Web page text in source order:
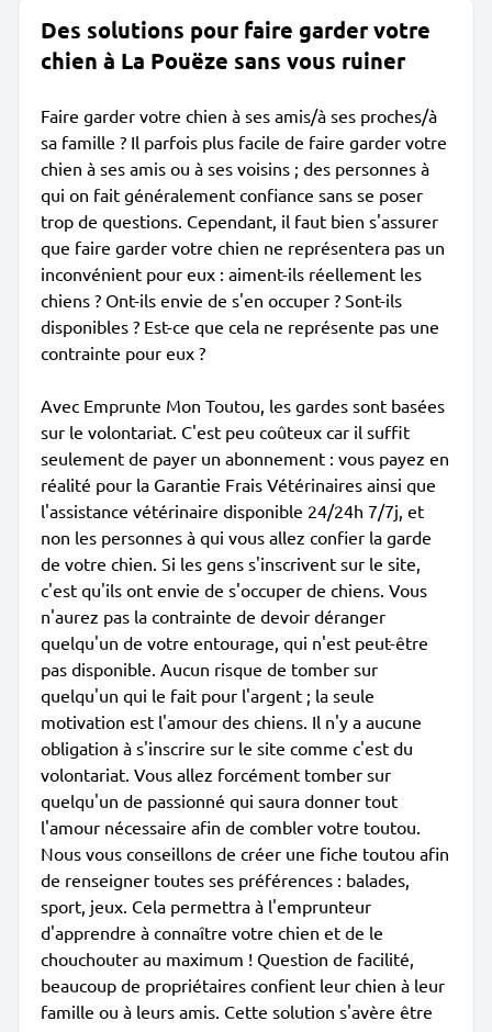
Des solutions pour faire garder votre
chien à La Pouëze sans vous ruiner
Faire garder votre chien à ses amis/à ses proches/à
sa famille ? Il parfois plus facile de faire garder votre
chien à ses amis ou à ses voisins ; des personnes à
qui on fait généralement confiance sans se poser
trop de questions. Cependant, il faut bien s'assurer
que faire garder votre chien ne représentera pas un
inconvénient pour eux : aiment-ils réellement les
chiens ? Ont-ils envie de s'en occuper ? Sont-ils
disponibles ? Est-ce que cela ne représente pas une
contrainte pour eux ?
Avec Emprunte Mon Toutou, les gardes sont basées
sur le volontariat. C'est peu coûteux car il suffit
seulement de payer un abonnement : vous payez en
réalité pour la Garantie Frais Vétérinaires ainsi que
l'assistance vétérinaire disponible 24/24h 7/7j, et
non les personnes à qui vous allez confier la garde
de votre chien. Si les gens s'inscrivent sur le site,
c'est qu'ils ont envie de s'occuper de chiens. Vous
n'aurez pas la contrainte de devoir déranger
quelqu'un de votre entourage, qui n'est peut-être
pas disponible. Aucun risque de tomber sur
quelqu'un qui le fait pour l'argent ; la seule
motivation est l'amour des chiens. Il n'y a aucune
obligation à s'inscrire sur le site comme c'est du
volontariat. Vous allez forcément tomber sur
quelqu'un de passionné qui saura donner tout
l'amour nécessaire afin de combler votre toutou.
Nous vous conseillons de créer une fiche toutou afin
de renseigner toutes ses préférences : balades,
sport, jeux. Cela permettra à l'emprunteur
d'apprendre à connaître votre chien et de le
chouchouter au maximum ! Question de facilité,
beaucoup de propriétaires confient leur chien à leur
famille ou à leurs amis. Cette solution s'avère être